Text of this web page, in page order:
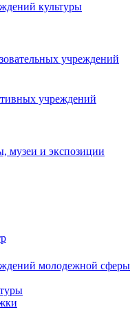
культуры
учреждений
учреждений
музеи и экспозиции
молодежной сферы